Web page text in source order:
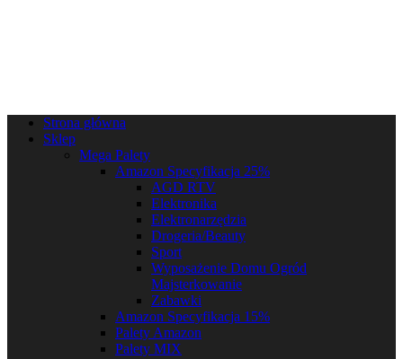
Strona główna
Sklep
Mega Palety
Amazon Specyfikacja 25%
AGD RTV
Elektronika
Elektronarzędzia
Drogeria/Beauty
Sport
Wyposażenie Domu Ogród
Majsterkowanie
Zabawki
Amazon Specyfikacja 15%
Palety Amazon
Palety MIX